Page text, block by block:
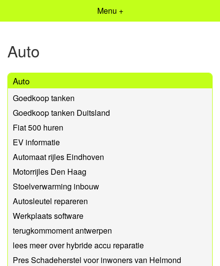
Menu +
Auto
Auto
Goedkoop tanken
Goedkoop tanken Duitsland
Fiat 500 huren
EV informatie
Automaat rijles Eindhoven
Motorrijles Den Haag
Stoelverwarming inbouw
Autosleutel repareren
Werkplaats software
terugkommoment antwerpen
lees meer over hybride accu reparatie
Pres Schadeherstel voor inwoners van Helmond